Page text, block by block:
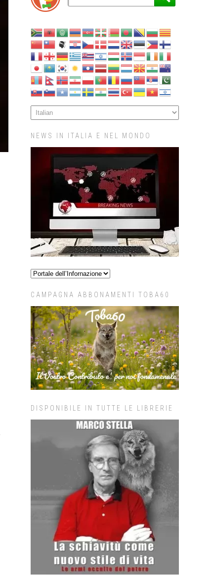
NEWS IN ITALIA E NEL MONDO
CAMPAGNA ABBONAMENTI TOBA60
DISPONIBILE IN TUTTE LE LIBRERIE